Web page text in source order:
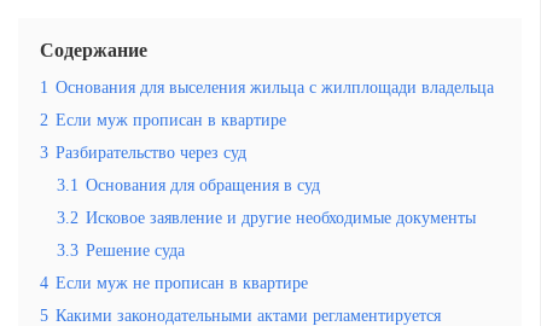
Содержание
1 Основания для выселения жильца с жилплощади владельца
2 Если муж прописан в квартире
3 Разбирательство через суд
3.1 Основания для обращения в суд
3.2 Исковое заявление и другие необходимые документы
3.3 Решение суда
4 Если муж не прописан в квартире
5 Какими законодательными актами регламентируется